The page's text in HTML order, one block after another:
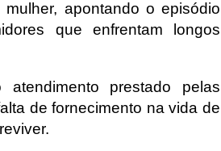
apontando o episódio
que enfrentam longos
prestado pelas
de fornecimento na vida de